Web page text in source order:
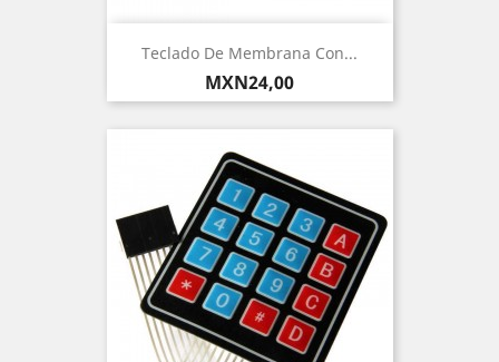
Teclado De Membrana Con...
Precio
MXN24,00